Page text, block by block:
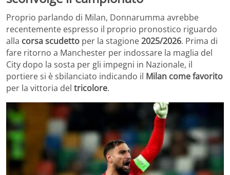
Proprio parlando di Milan, Donnarumma avrebbe
recentemente espresso il proprio pronostico riguardo
alla corsa scudetto per la stagione2025/2026. Prima di
fare ritorno a Manchester per indossare la maglia del
City dopo la sosta per gli impegni in Nazionale, il
portiere si è sbilanciato indicando il Milan come favorito
per la vittoria del tricolore.